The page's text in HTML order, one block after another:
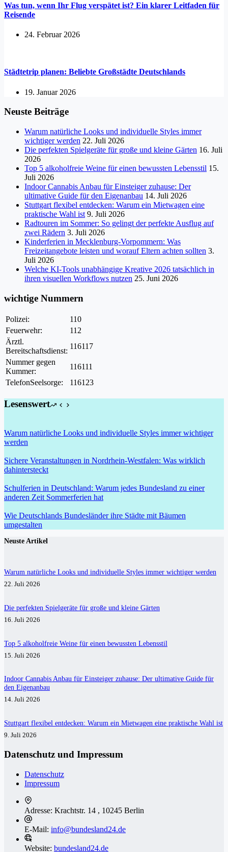
Was tun, wenn Ihr Flug verspätet ist? Ein klarer Leitfaden für
Reisende
24. Februar 2026
Städtetrip planen: Beliebte Großstädte Deutschlands
19. Januar 2026
Neuste Beiträge
Warum natürliche Looks und individuelle Styles immer
wichtiger werden 22. Juli 2026
Die perfekten Spielgeräte für große und kleine Gärten 16. Juli
2026
Top 5 alkoholfreie Weine für einen bewussten Lebensstil 15.
Juli 2026
Indoor Cannabis Anbau für Einsteiger zuhause: Der
ultimative Guide für den Eigenanbau 14. Juli 2026
Stuttgart flexibel entdecken: Warum ein Mietwagen eine
praktische Wahl ist 9. Juli 2026
Radtouren im Sommer: So gelingt der perfekte Ausflug auf
zwei Rädern 3. Juli 2026
Kinderferien in Mecklenburg-Vorpommern: Was
Freizeitangebote leisten und worauf Eltern achten sollten 3.
Juli 2026
Welche KI-Tools unabhängige Kreative 2026 tatsächlich in
ihren visuellen Workflows nutzen 25. Juni 2026
wichtige Nummern
Polizei:
110
Feuerwehr:
112
Ärztl.
Bereitschaftsdienst:
116117
Nummer gegen
Kummer:
116111
TelefonSeelsorge:
116123
Lesenswert
Warum natürliche Looks und individuelle Styles immer wichtiger
werden
Sichere Veranstaltungen in Nordrhein-Westfalen: Was wirklich
dahintersteckt
Schulferien in Deutschland: Warum jedes Bundesland zu einer
anderen Zeit Sommerferien hat
Wie Deutschlands Bundesländer ihre Städte mit Bäumen
umgestalten
Neuste Artikel
Warum natürliche Looks und individuelle Styles immer wichtiger werden
22. Juli 2026
Die perfekten Spielgeräte für große und kleine Gärten
16. Juli 2026
Top 5 alkoholfreie Weine für einen bewussten Lebensstil
15. Juli 2026
Indoor Cannabis Anbau für Einsteiger zuhause: Der ultimative Guide für
den Eigenanbau
14. Juli 2026
Stuttgart flexibel entdecken: Warum ein Mietwagen eine praktische Wahl ist
9. Juli 2026
Datenschutz und Impressum
Datenschutz
Impressum
Adresse: Krachtstr. 14 , 10245 Berlin
E-Mail: info@bundesland24.de
Website: bundesland24.de